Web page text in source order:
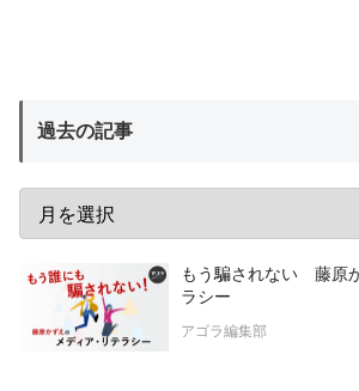
過去の記事
もう騙されない 藤原
ラシー
アゴラ編集部